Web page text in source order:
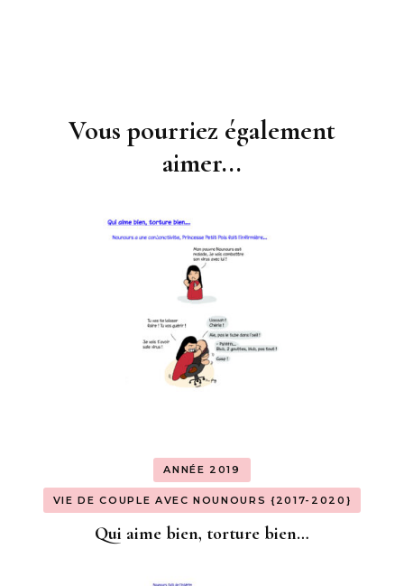
NavigationVous pourriez également
aimer...
ANNÉE 2019
VIE DE COUPLE AVEC NOUNOURS {2017-2020}
Qui aime bien, torture bien…